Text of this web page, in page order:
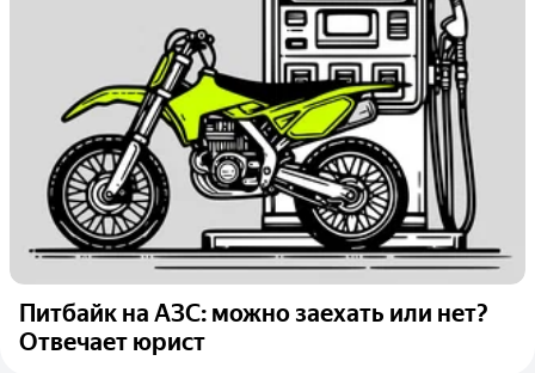
Питбайк на АЗС: можно заехать или нет?
Отвечает юрист